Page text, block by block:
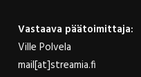
Vastaava päätoimittaja:
Ville Polvela
mail[at]streamia.fi